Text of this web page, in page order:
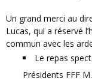
Un grand merci au directeur du district des Ardennes M. THOUE
Lucas, qui a réservé
commun avec les
Le repas
Présidents FFF